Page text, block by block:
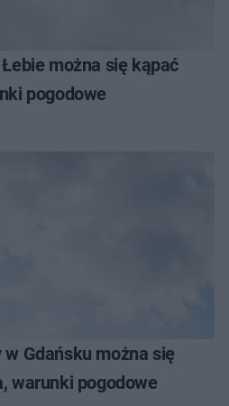
można się kąpać
pogodowe
w Gdańsku można się
warunki pogodowe